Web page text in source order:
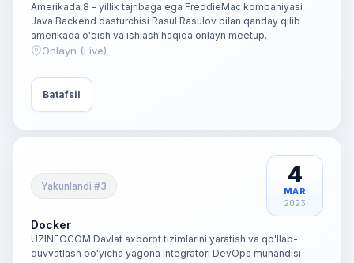
Amerikada 8 - yillik tajribaga ega FreddieMac kompaniyasi
Java Backend dasturchisi Rasul Rasulov bilan qanday qilib
amerikada o'qish va ishlash haqida onlayn meetup.
Onlayn (Live)
Batafsil
Yakunlandi #3 4
MAR
2023
Docker
UZINFOCOM Davlat axborot tizimlarini yaratish va qo'llab-
quvvatlash bo'yicha yagona integratori DevOps muhandisi